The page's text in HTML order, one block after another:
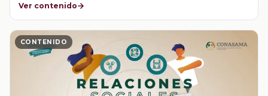
Ver contenido
CONTENIDO